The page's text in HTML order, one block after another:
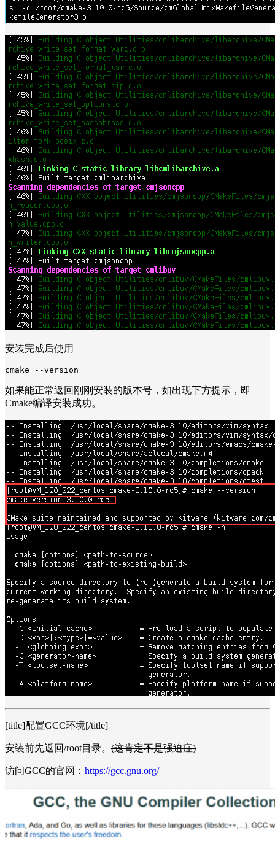
安装完成后使用
cmake --version
如果能正常返回刚刚安装的版本号，如出现下方提示，即
Cmake编译安装成功。
[title]配置GCC环境[/title]
安装前先返回/root目录。 (这肯定不是强迫症)
访问GCC的官网： https://gcc.gnu.org/